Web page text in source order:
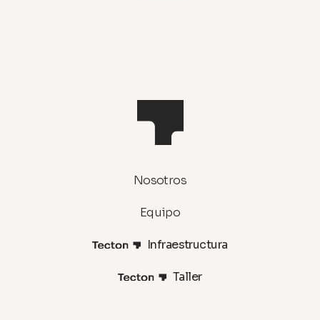
Nosotros
Equipo
Infraestructura
Taller